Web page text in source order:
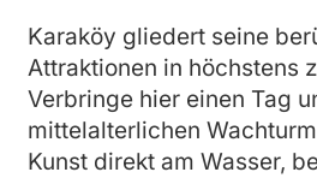
Karaköy gliedert seine
Attraktionen in höchstens
Verbringe hier einen Tag
mittelalterlichen
Kunst direkt am Wasser,